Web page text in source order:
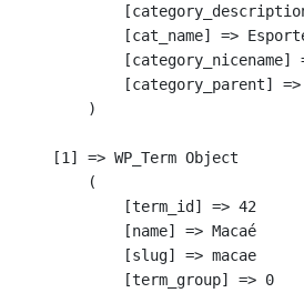
[cat_name] =>
[category_nicename]
[category_parent] =>
        )
    [1] => WP_Term Object
        (
            [term_id] => 42
            [name] => Macaé
            [slug] => macae
            [term_group] => 0